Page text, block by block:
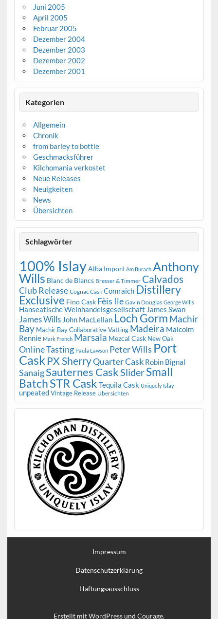
Juni 2005
April 2005
Februar 2005
Dezember 2004
Dezember 2003
Dezember 2002
Dezember 2001
Kategorien
Allgemein
Chronik
from barley to bottle
Geschmacksführer
Kilchomania verkostet
Neue Releases
Neuigkeiten
News
Übersichten
Schlagwörter
100% IslayAlba Import Am Burach Anthony
Wills Blanc de Blancs Bresser & Timmer Calvados
Club Release Cognac Cask Comraich Distillery
Exclusive Fino Cask Fèis Ile Gavin Douglas George Wills
Hanseatische Weinhandelsgesellschaft James Swan
James Wills John MacLellan Loch Gorm Machir
Bay Machir Bay Collaborative Vatting Madeira Malcolm
Rennie Mark French Marsala Mezcal Cask New Oak
Online Tasting Paula Lawson Peter Wills Port
Cask PX SherryQuarter Cask Robin Bignal
SanaigSauternes CaskSliderSmall
BatchSTR Cask Tequila Cask Uniquely Islay
unpeatedVintage Release Übersichten
Impressum
Datenschutzerklärung
Haftungsausschluss
Erstellt mitWordPressund Courage.